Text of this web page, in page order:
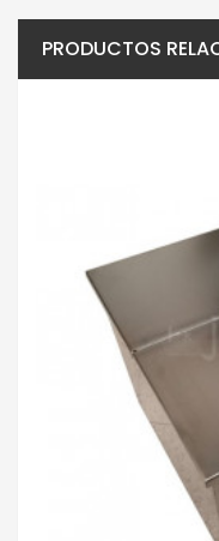
PRODUCTOS